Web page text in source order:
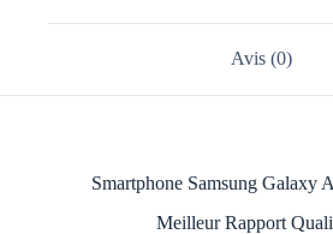
Avis (0)
Smartphone Samsung Galaxy
Meilleur Rapport